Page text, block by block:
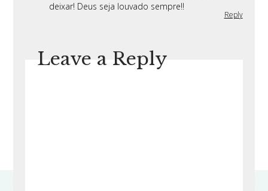
deixar! Deus seja louvado sempre!!
Reply
Leave a Reply